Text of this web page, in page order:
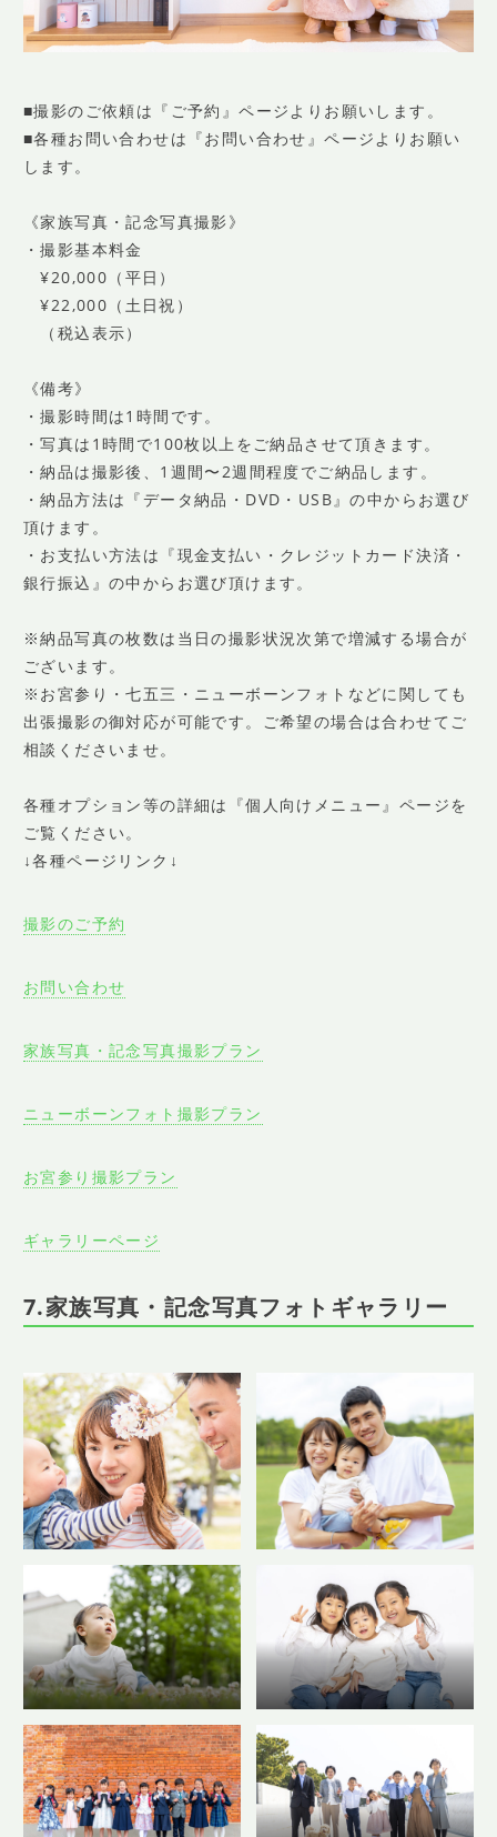
■撮影のご依頼は『ご予約』ページよりお願いします。
■各種お問い合わせは『お問い合わせ』ページよりお願い
します。
《家族写真・記念写真撮影》
・撮影基本料金
¥20,000（平日）
¥22,000（土日祝）
（税込表示）
《備考》
・撮影時間は1時間です。
・写真は1時間で100枚以上をご納品させて頂きます。
・納品は撮影後、1週間〜2週間程度でご納品します。
・納品方法は『データ納品・DVD・USB』の中からお選び
頂けます。
・お支払い方法は『現金支払い・クレジットカード決済・
銀行振込』の中からお選び頂けます。
※納品写真の枚数は当日の撮影状況次第で増減する場合が
ございます。
※お宮参り・七五三・ニューボーンフォトなどに関しても
出張撮影の御対応が可能です。ご希望の場合は合わせてご
相談くださいませ。
各種オプション等の詳細は『個人向けメニュー』ページを
ご覧ください。
↓各種ページリンク↓
撮影のご予約
お問い合わせ
家族写真・記念写真撮影プラン
ニューボーンフォト撮影プラン
お宮参り撮影プラン
ギャラリーページ
7.家族写真・記念写真フォトギャラリー